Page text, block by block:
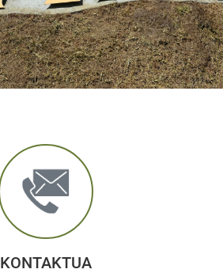
KONTAKTUA